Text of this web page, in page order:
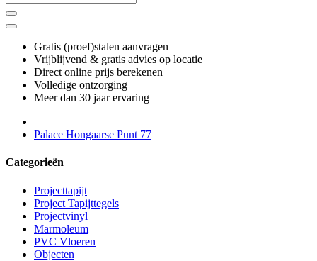
Gratis (proef)stalen aanvragen
Vrijblijvend & gratis advies op locatie
Direct online prijs berekenen
Volledige ontzorging
Meer dan 30 jaar ervaring
Palace Hongaarse Punt 77
Categorieën
Projecttapijt
Project Tapijttegels
Projectvinyl
Marmoleum
PVC Vloeren
Objecten